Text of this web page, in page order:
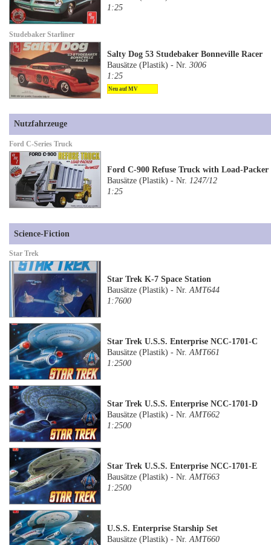
1:25
Studebaker Starliner
Salty Dog 53 Studebaker Bonneville Racer
Bausätze (Plastik) - Nr.3006
1:25
Neu auf MV
Nutzfahrzeuge
Ford C-Series Truck
Ford C-900 Refuse Truck with Load-Packer
Bausätze (Plastik) - Nr.1247/12
1:25
Science-Fiction
Star Trek
Star Trek K-7 Space Station
Bausätze (Plastik) - Nr.AMT644
1:7600
Star Trek U.S.S. Enterprise NCC-1701-C
Bausätze (Plastik) - Nr.AMT661
1:2500
Star Trek U.S.S. Enterprise NCC-1701-D
Bausätze (Plastik) - Nr.AMT662
1:2500
Star Trek U.S.S. Enterprise NCC-1701-E
Bausätze (Plastik) - Nr.AMT663
1:2500
U.S.S. Enterprise Starship Set
Bausätze (Plastik) - Nr.AMT660